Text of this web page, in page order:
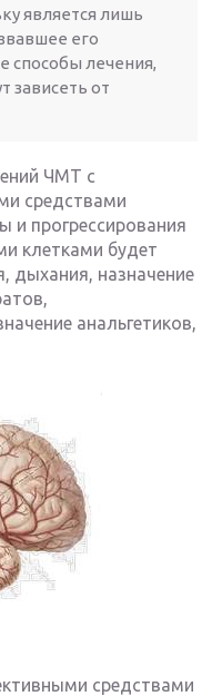
является лишь
его
способы лечения,
зависеть от
ЧМТ с
средствами
и прогрессирования
клетками будет
дыхания, назначение
анальгетиков,
средствами